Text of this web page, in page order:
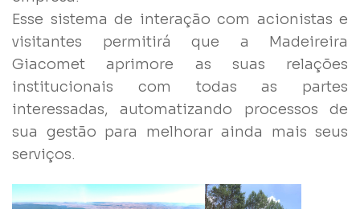
Esse sistema de interação com acionistas e
visitantes permitirá que a Madeireira
Giacomet aprimore as suas relações
institucionais com todas as partes
interessadas, automatizando processos de
sua gestão para melhorar ainda mais seus
serviços.